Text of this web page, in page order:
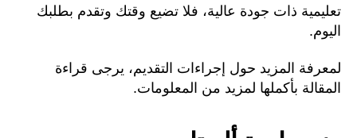
تعليمية ذات جودة عالية، فلا تضيع وقتك وتقدم بطلبك
اليوم.
لمعرفة المزيد حول إجراءات التقديم، يرجى قراءة
المقالة بأكملها لمزيد من المعلومات.